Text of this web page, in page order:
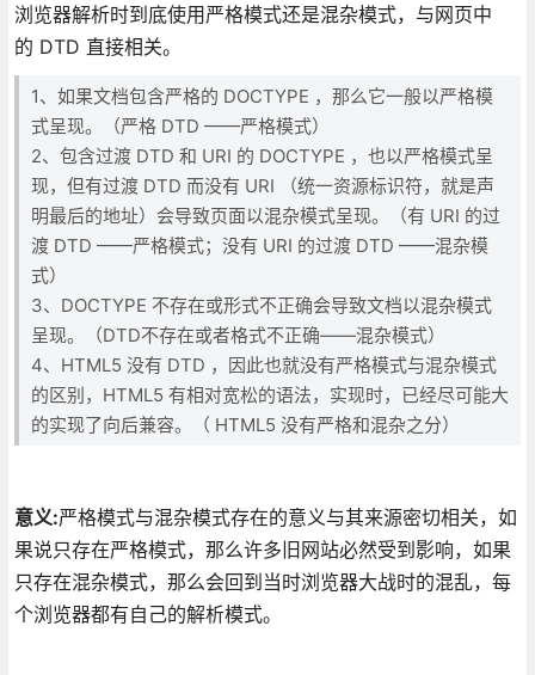
浏览器解析时到底使用严格模式还是混杂模式，与网页中
的 DTD 直接相关。
1、如果文档包含严格的 DOCTYPE ，那么它一般以严格模
式呈现。（严格 DTD ——严格模式）
2、包含过渡 DTD 和 URI 的 DOCTYPE ，也以严格模式呈
现，但有过渡 DTD 而没有 URI （统一资源标识符，就是声
明最后的地址）会导致页面以混杂模式呈现。（有 URI 的过
渡 DTD ——严格模式；没有 URI 的过渡 DTD ——混杂模
式）
3、DOCTYPE 不存在或形式不正确会导致文档以混杂模式
呈现。（DTD不存在或者格式不正确——混杂模式）
4、HTML5 没有 DTD ，因此也就没有严格模式与混杂模式
的区别，HTML5 有相对宽松的语法，实现时，已经尽可能大
的实现了向后兼容。（ HTML5 没有严格和混杂之分）
意义:严格模式与混杂模式存在的意义与其来源密切相关，如
果说只存在严格模式，那么许多旧网站必然受到影响，如果
只存在混杂模式，那么会回到当时浏览器大战时的混乱，每
个浏览器都有自己的解析模式。